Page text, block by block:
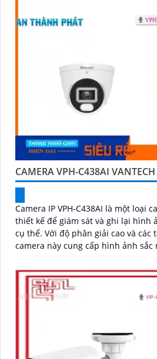
CAMERA VPH-C438AI
Camera IP VPH-C438AI là một loại
thiết kế để giám sát và ghi lại hình
cụ thể. Với độ phân giải cao và các tính năng thông minh,
camera này cung cấp hình ảnh